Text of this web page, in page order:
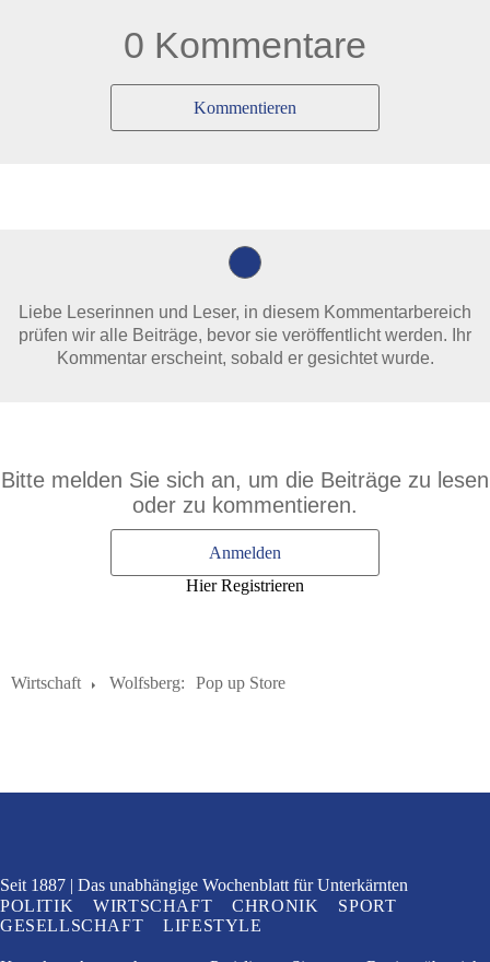
0 Kommentare
Kommentieren
Liebe Leserinnen und Leser, in diesem Kommentarbereich
prüfen wir alle Beiträge, bevor sie veröffentlicht werden. Ihr
Kommentar erscheint, sobald er gesichtet wurde.
Bitte melden Sie sich an, um die Beiträge zu lesen
oder zu kommentieren.
Anmelden
Hier Registrieren
Wirtschaft Wolfsberg: Pop up Store
Seit 1887 Das unabhängige Wochenblatt für Unterkärnten
POLITIK
WIRTSCHAFT CHRONIK
SPORT
GESELLSCHAFT
LIFESTYLE